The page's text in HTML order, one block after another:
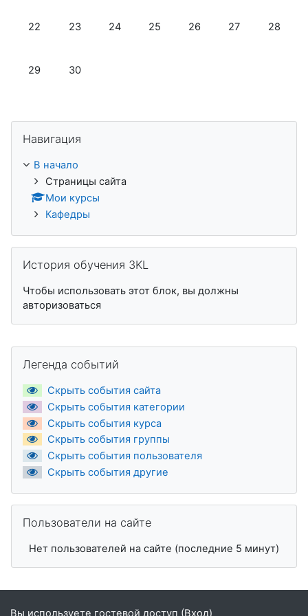
Нет событий, понедельник 22 июня
22 Нет событий, вторник 23 июня
23 Нет событий, среда 24 июня
24 Нет событий, четверг 25 июня
25 Нет событий, пятница
26 Нет событий,
27 Нет
28
Нет событий, понедельник 29 июня
29 Нет событий, вторник 30 июня
30
Навигация
В начало
Страницы сайта
Мои курсы
Кафедры
История обучения 3KL
Чтобы использовать этот блок, вы должны
авторизоваться
Легенда событий
Скрыть события сайта
Скрыть события категории
Скрыть события курса
Скрыть события группы
Скрыть события пользователя
Скрыть события другие
Пользователи на сайте
Нет пользователей на сайте (последние 5 минут)
Вы используете гостевой доступ (Вход)